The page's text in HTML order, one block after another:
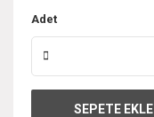
Adet
SEPETE EKLE